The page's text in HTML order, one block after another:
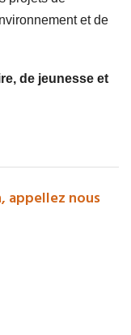
et de
de jeunesse et
appellez nous